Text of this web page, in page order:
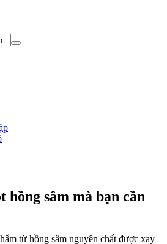
hồng sâm mà bạn cần
từ hồng sâm nguyên chất được xay